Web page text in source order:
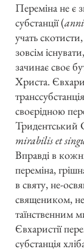
Переміна не є
субстанції (
учать
зовсім
зачинає своє
Христа.
своєрідною
Тридентський
mirabilis et
Вправді в
переміна,
в святу, не-
священиком,
таїнственним
Євхаристії
субстанція